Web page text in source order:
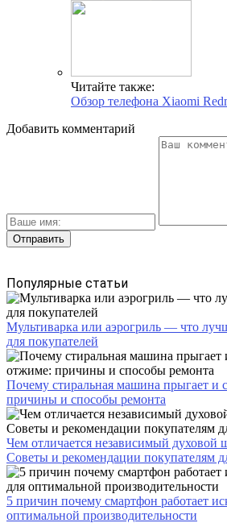
Читайте также:
Обзор телефона Xiaomi
Добавить комментарий
Популярные статьи
Мультиварка или аэрогриль — что
для покупателей
Почему стиральная машина прыгает и
причины и способы ремонта
Чем отличается независимый духовой
Советы и рекомендации покупателям
5 причин почему смартфон работает
оптимальной производительности